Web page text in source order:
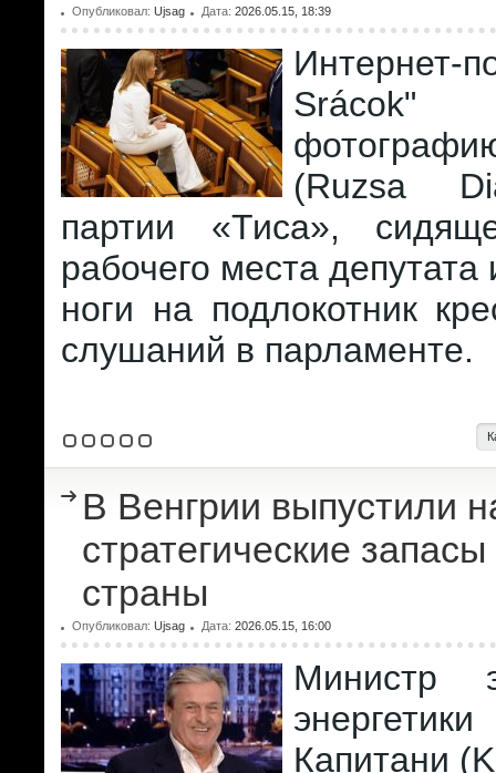
Опубликовал: Ujsag Дата: 2026.05.15, 18:39
Интернет-
Srácok"
(Ruzsa
партии «Тиса»,
рабочего места
ноги на подлокотник
слушаний в парламенте.
В Венгрии выпустили
стратегические
страны
Опубликовал: Ujsag Дата: 2026.05.15, 16:00
Министр
Капитани